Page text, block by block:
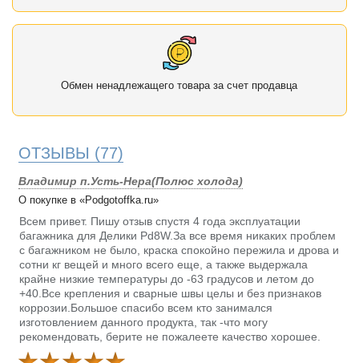
Обмен ненадлежащего товара за счет продавца
ОТЗЫВЫ (77)
Владимир п.Усть-Нера(Полюс холода)
О покупке в «Podgotoffka.ru»
Всем привет. Пишу отзыв спустя 4 года эксплуатации
багажника для Делики Pd8W.За все время никаких проблем
с багажником не было, краска спокойно пережила и дрова и
сотни кг вещей и много всего еще, а также выдержала
крайне низкие температуры до -63 градусов и летом до
+40.Все крепления и сварные швы целы и без признаков
коррозии.Большое спасибо всем кто занимался
изготовлением данного продукта, так -что могу
рекомендовать, берите не пожалеете качество хорошее.